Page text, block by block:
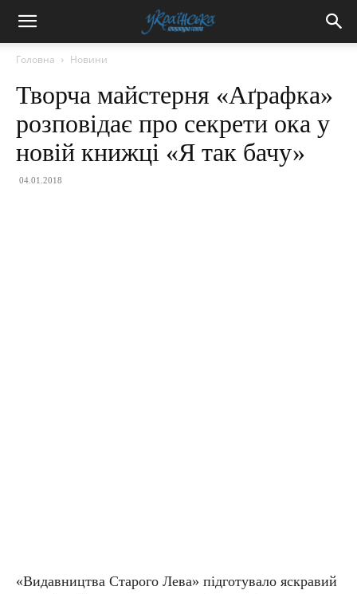
Головна Новини
Творча майстерня «Аґрафка»
розповідає про секрети ока у
новій книжці «Я так бачу»
04.01.2018
«Видавництва Старого Лева» підготувало яскравий